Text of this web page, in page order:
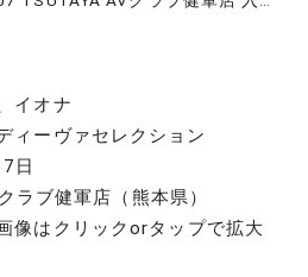
イオナ
ィーヴァセレクション
日
ラブ健軍店（熊本県）
像はクリックorタップで拡大